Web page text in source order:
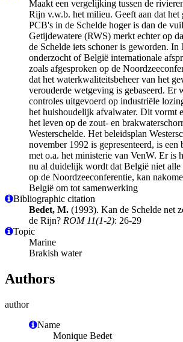
Maakt een vergelijking tussen de
Rijn v.w.b. het milieu. Geeft aan dat het
PCB's in de Schelde hoger is dan de
Getijdewatere (RWS) merkt echter op
de Schelde iets schoner is geworden. In
onderzocht of België internationale
zoals afgesproken op de
dat het waterkwaliteitsbeheer van het
verouderde wetgeving is gebaseerd. Er
controles uitgevoerd op industriële
het huishoudelijk afvalwater. Dit vormt
het leven op de zout- en
Westerschelde. Het beleidsplan
november 1992 is gepresenteerd, is een
met o.a. het ministerie van VenW. Er is
nu al duidelijk wordt dat België niet alle
op de Noordzeeconferentie, kan
België om tot samenwerking
Bibliographic citation
Bedet, M. (1993). Kan de Schelde net
de Rijn? ROM 11(1-2): 26-29
Topic
Marine
Brakish water
Authors
author
Name
Monique Bedet